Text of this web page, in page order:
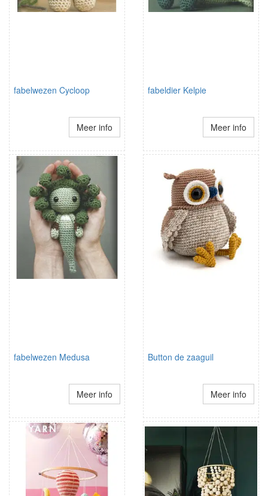
fabelwezen Cycloop
Meer info
fabeldier Kelpie
Meer info
fabelwezen Medusa
Meer info
Button de zaaguil
Meer info